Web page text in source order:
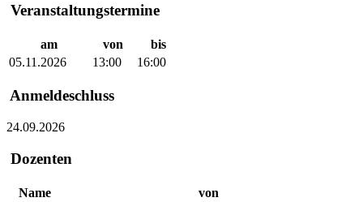
Veranstaltungstermine
am von
bis
05.11.2026
13:00 16:00
Anmeldeschluss
24.09.2026
Dozenten
Name
von